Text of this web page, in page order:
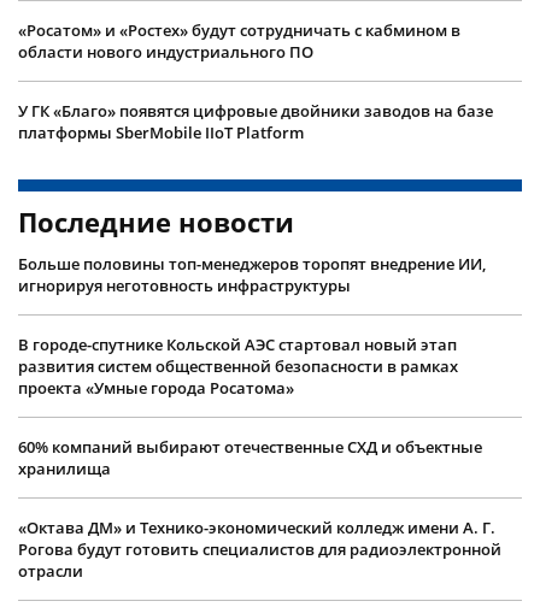
«Росатом» и «Ростех» будут сотрудничать с кабмином в
области нового индустриального ПО
У ГК «Благо» появятся цифровые двойники заводов на базе
платформы SberMobile IIoT Platform
Последние новости
Больше половины топ-менеджеров торопят внедрение ИИ,
игнорируя неготовность инфраструктуры
В городе-спутнике Кольской АЭС стартовал новый этап
развития систем общественной безопасности в рамках
проекта «Умные города Росатома»
60% компаний выбирают отечественные СХД и объектные
хранилища
«Октава ДМ» и Технико-экономический колледж имени А. Г.
Рогова будут готовить специалистов для радиоэлектронной
отрасли